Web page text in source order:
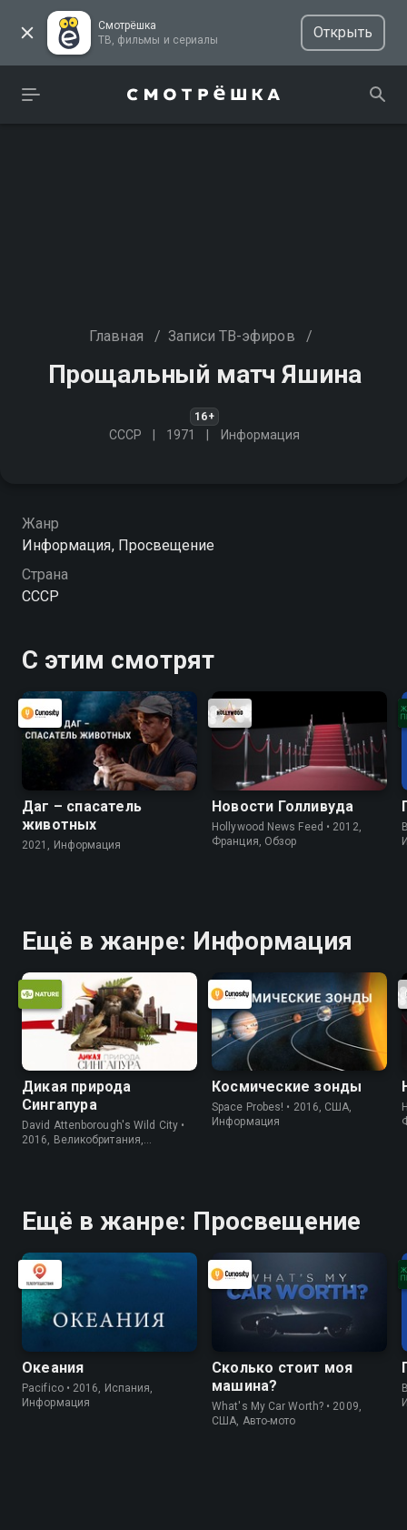
Смотрёшка
ТВ, фильмы и сериалы
Открыть
Главная / Записи ТВ-эфиров /
Прощальный матч Яшина
16+
СССР 1971 Информация
Жанр
Информация, Просвещение
Страна
СССР
С этим смотрят
Даг – спасатель
животных
2021, Информация
Новости Голливуда
Hollywood News Feed • 2012,
Франция, Обзор
Ещё в жанре: Информация
Дикая природа
Сингапура
David Attenborough's Wild City •
2016, Великобритания,
Космические зонды
Space Probes! • 2016, США,
Информация
Ещё в жанре: Просвещение
Океания
Pacifico • 2016, Испания,
Информация
Сколько стоит моя
машина?
What's My Car Worth? • 2009,
США, Авто-мото